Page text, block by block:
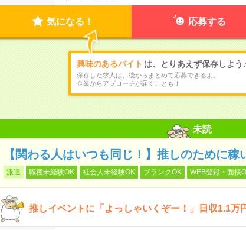
気になる！ 応募する
興味のあるバイト は、とりあえず保存しよう♪
保存した求人は、後からまとめて応募できるよ。
企業からアプローチが届くことも！
未読
【関わる人はいつも同じ！】推しのために
派遣 職種未経験OK 社会人未経験OK ブランクOK WEB登録・面接
推しイベントに「よっしゃいくぞー！」日収1.1万